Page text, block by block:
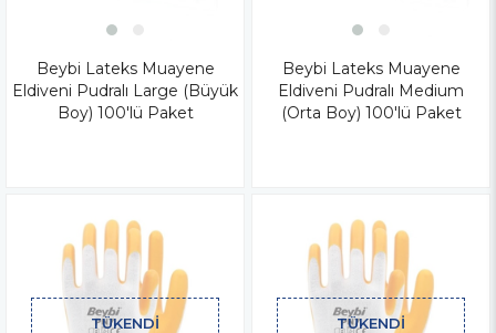
Beybi Lateks Muayene
Eldiveni Pudralı Large (Büyük
Boy) 100'lü Paket
Beybi Lateks Muayene
Eldiveni Pudralı Medium
(Orta Boy) 100'lü Paket
TÜKENDI TÜKENDI